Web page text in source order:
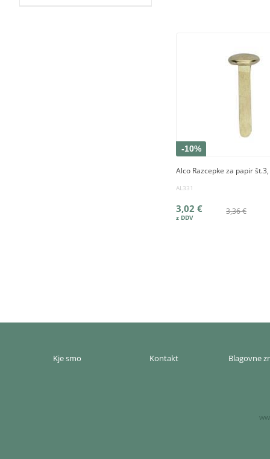
-10%
Alco Razcepke za papir
AL331
3,36 €
3,02 €
Kje smo Kontakt Blagovne